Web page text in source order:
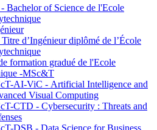
Bachelor of Science de l'Ecole
d’Ingénieur diplômé de l’École
formation gradué de l'Ecole
-MSc&T
AI-ViC - Artificial Intelligence and
Visual Computing
CTD - Cybersecurity : Threats and
DSB - Data Science for Business